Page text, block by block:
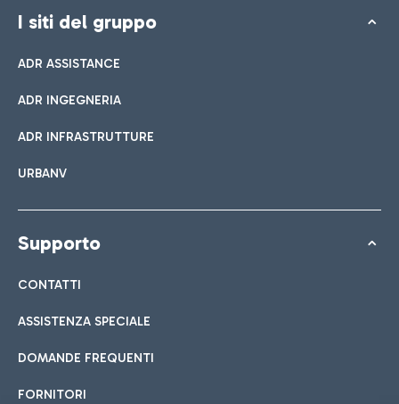
I siti del gruppo
ADR ASSISTANCE
ADR INGEGNERIA
ADR INFRASTRUTTURE
URBANV
Supporto
CONTATTI
ASSISTENZA SPECIALE
DOMANDE FREQUENTI
FORNITORI